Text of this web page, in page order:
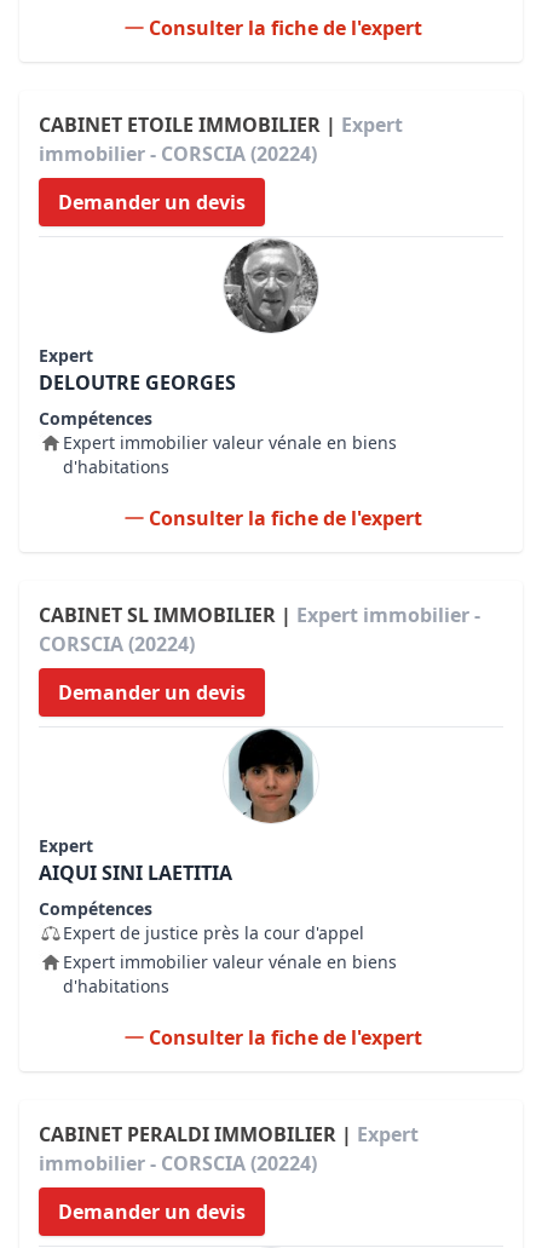
Consulter la fiche de l'expert
CABINET ETOILE IMMOBILIER | Expert
immobilier - CORSCIA (20224)
Demander un devis
Expert
DELOUTRE GEORGES
Compétences
Expert immobilier valeur vénale en biens
d'habitations
Consulter la fiche de l'expert
CABINET SL IMMOBILIER | Expert immobilier -
CORSCIA (20224)
Demander un devis
Expert
AIQUI SINI LAETITIA
Compétences
Expert de justice près la cour d'appel
Expert immobilier valeur vénale en biens
d'habitations
Consulter la fiche de l'expert
CABINET PERALDI IMMOBILIER | Expert
immobilier - CORSCIA (20224)
Demander un devis